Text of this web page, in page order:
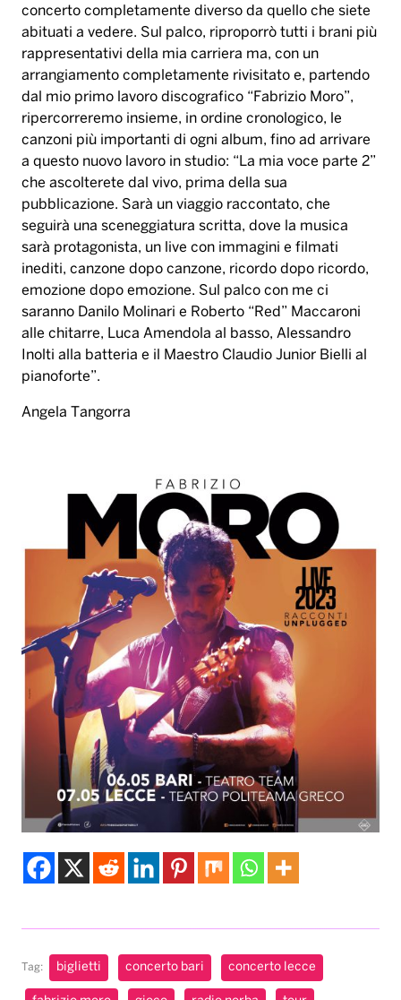
concerto completamente diverso da quello che siete
abituati a vedere. Sul palco, riproporrò tutti i brani più
rappresentativi della mia carriera ma, con un
arrangiamento completamente rivisitato e, partendo
dal mio primo lavoro discografico “Fabrizio Moro”,
ripercorreremo insieme, in ordine cronologico, le
canzoni più importanti di ogni album, fino ad arrivare
a questo nuovo lavoro in studio: “La mia voce parte 2”
che ascolterete dal vivo, prima della sua
pubblicazione. Sarà un viaggio raccontato, che
seguirà una sceneggiatura scritta, dove la musica
sarà protagonista, un live con immagini e filmati
inediti, canzone dopo canzone, ricordo dopo ricordo,
emozione dopo emozione. Sul palco con me ci
saranno Danilo Molinari e Roberto “Red” Maccaroni
alle chitarre, Luca Amendola al basso, Alessandro
Inolti alla batteria e il Maestro Claudio Junior Bielli al
pianoforte”.
Angela Tangorra
Tag: biglietti concerto bari concerto lecce